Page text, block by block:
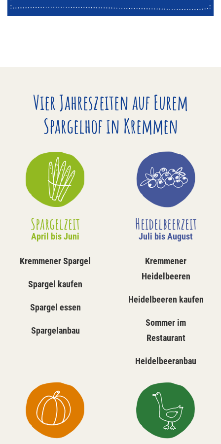
Vier Jahreszeiten auf Eurem
Spargelhof in Kremmen
Spargelzeit
April bis Juni
Kremmener Spargel
Spargel kaufen
Spargel essen
Spargelanbau
Heidelbeerzeit
Juli bis August
Kremmener
Heidelbeeren
Heidelbeeren kaufen
Sommer im
Restaurant
Heidelbeeranbau